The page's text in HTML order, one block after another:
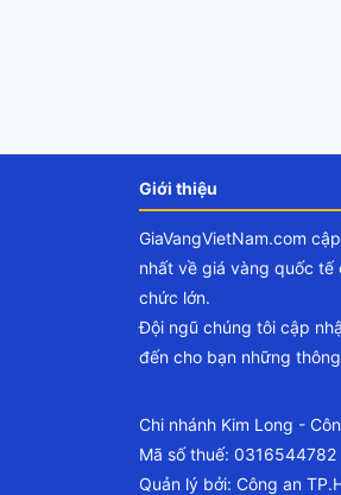
Giới thiệu
GiaVangVietNam.com
nhất về giá vàng quốc
chức lớn.
Đội ngũ chúng tôi cập
đến cho bạn những
Chi nhánh Kim Long -
Mã số thuế: 0316544782
Quản lý bởi: Công an